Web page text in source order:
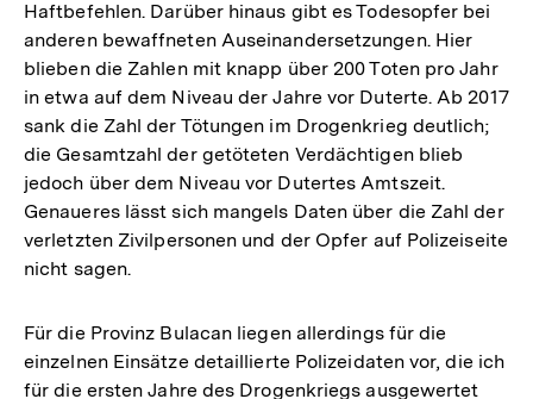
Haftbefehlen. Darüber hinaus gibt es Todesopfer bei
anderen bewaffneten Auseinandersetzungen. Hier
blieben die Zahlen mit knapp über 200 Toten pro Jahr
in etwa auf dem Niveau der Jahre vor Duterte. Ab 2017
sank die Zahl der Tötungen im Drogenkrieg deutlich;
die Gesamtzahl der getöteten Verdächtigen blieb
jedoch über dem Niveau vor Dutertes Amtszeit.
Genaueres lässt sich mangels Daten über die Zahl der
verletzten Zivilpersonen und der Opfer auf Polizeiseite
nicht sagen.
Für die Provinz Bulacan liegen allerdings für die
einzelnen Einsätze detaillierte Polizeidaten vor, die ich
für die ersten Jahre des Drogenkriegs ausgewertet